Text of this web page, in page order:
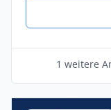
1 weitere